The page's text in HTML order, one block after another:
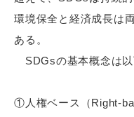
環境保全と経済成長は
ある。
SDGsの基本概念は以
①人権ベース（Right-